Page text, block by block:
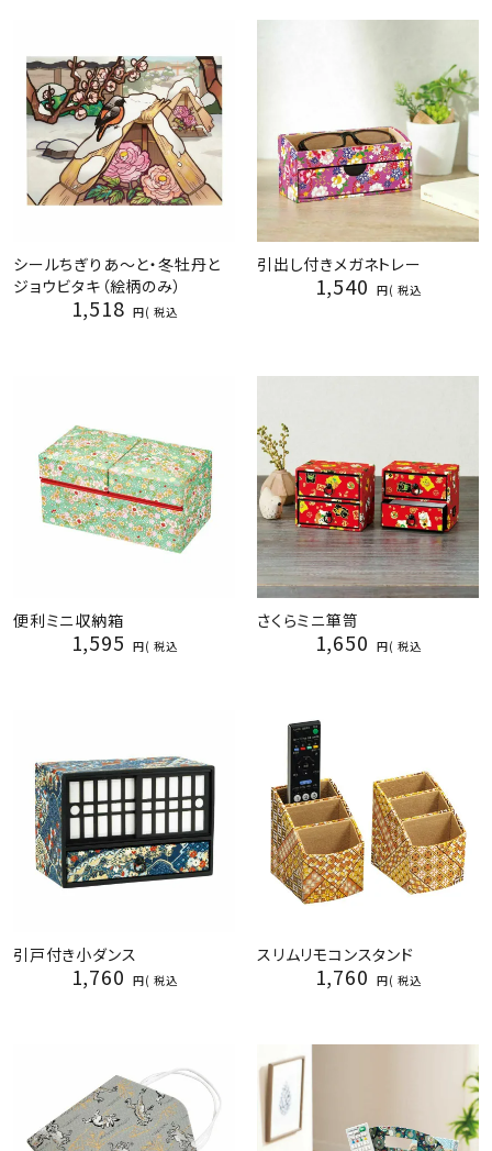
シールちぎりあ～と・冬牡丹と
ジョウビタキ（絵柄のみ）
1,518 税込
引出し付きメガネトレー
1,540 税込
便利ミニ収納箱
1,595 税込
さくらミニ箪笥
1,650 税込
引戸付き小ダンス
1,760 税込
スリムリモコンスタンド
1,760 税込